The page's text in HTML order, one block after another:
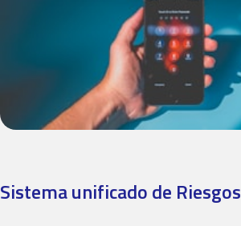
Sistema unificado de Riesgos​